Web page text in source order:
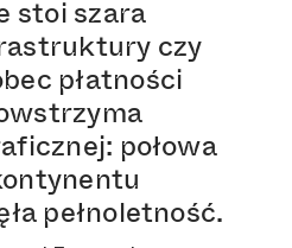
stoi szara
czy
płatności
połowa
pełnoletność.